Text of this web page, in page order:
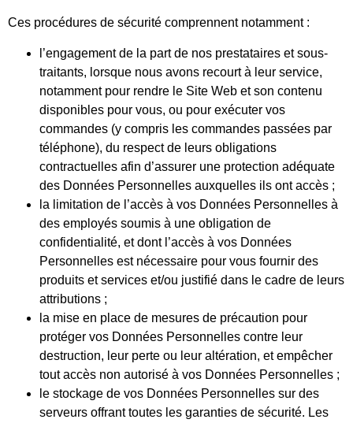
Ces procédures de sécurité comprennent notamment :
l’engagement de la part de nos prestataires et sous-
traitants, lorsque nous avons recourt à leur service,
notamment pour rendre le Site Web et son contenu
disponibles pour vous, ou pour exécuter vos
commandes (y compris les commandes passées par
téléphone), du respect de leurs obligations
contractuelles afin d’assurer une protection adéquate
des Données Personnelles auxquelles ils ont accès ;
la limitation de l’accès à vos Données Personnelles à
des employés soumis à une obligation de
confidentialité, et dont l’accès à vos Données
Personnelles est nécessaire pour vous fournir des
produits et services et/ou justifié dans le cadre de leurs
attributions ;
la mise en place de mesures de précaution pour
protéger vos Données Personnelles contre leur
destruction, leur perte ou leur altération, et empêcher
tout accès non autorisé à vos Données Personnelles ;
le stockage de vos Données Personnelles sur des
serveurs offrant toutes les garanties de sécurité. Les